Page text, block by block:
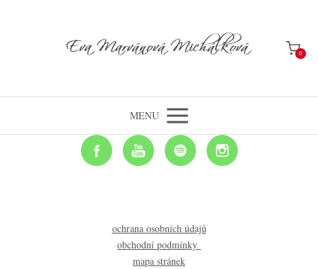
0
MENU
ochrana osobních údajů
obchodní podmínky
mapa stránek